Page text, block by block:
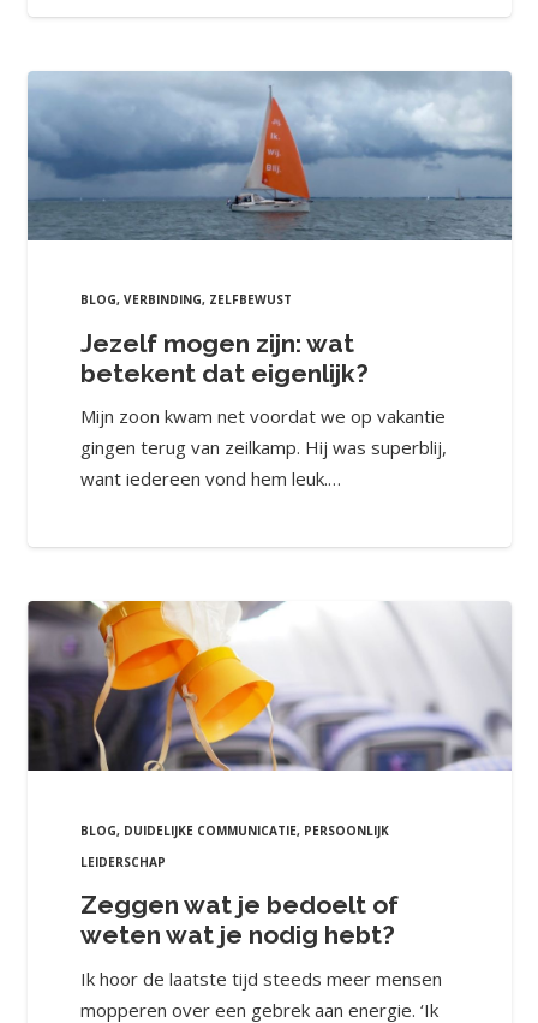
BLOG, VERBINDING, ZELFBEWUST
Jezelf mogen zijn: wat
betekent dat eigenlijk?
Mijn zoon kwam net voordat we op vakantie
gingen terug van zeilkamp. Hij was superblij,
want iedereen vond hem leuk.…
BLOG, DUIDELIJKE COMMUNICATIE, PERSOONLIJK
LEIDERSCHAP
Zeggen wat je bedoelt of
weten wat je nodig hebt?
Ik hoor de laatste tijd steeds meer mensen
mopperen over een gebrek aan energie. ‘Ik